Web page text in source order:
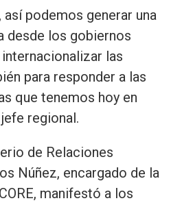
así podemos generar una
desde los gobiernos
las
para responder a las
que tenemos hoy en
regional.
de Relaciones
Núñez, encargado de la
manifestó a los